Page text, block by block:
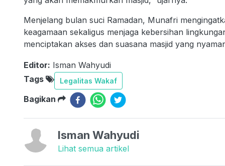
Menjelang bulan suci Ramadan, Munafri
keagamaan sekaligus menjaga kebersihan
menciptakan akses dan suasana masjid yang
Editor: Isman Wahyudi
Tags
Legalitas Wakaf
Bagikan
Isman Wahyudi
Lihat semua artikel